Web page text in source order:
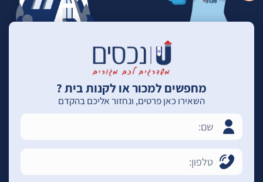
מחפשים למכור או לקנות בית ?
השאירו כאן פרטים, ונחזור אליכם בהקדם